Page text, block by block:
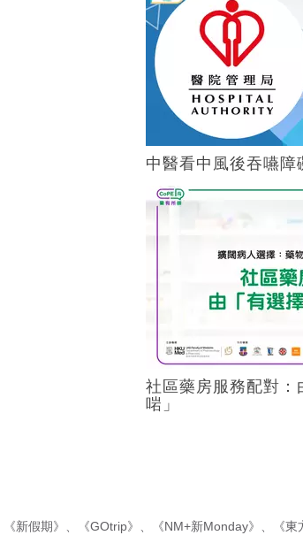
中醫看中風後吞嚥障
社區藥房服務配對：
啱」
《新假期》 、 《GOtrip》 、 《NM+新Monday》 、 《東